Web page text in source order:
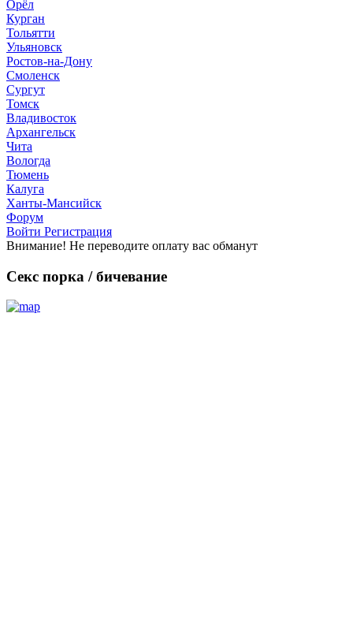
Орёл
Курган
Тольятти
Ульяновск
Ростов-на-Дону
Смоленск
Сургут
Томск
Владивосток
Архангельск
Чита
Вологда
Тюмень
Калуга
Ханты-Мансийск
Форум
Войти Регистрация
Внимание! Не переводите оплату вас обманут
Секс порка / бичевание